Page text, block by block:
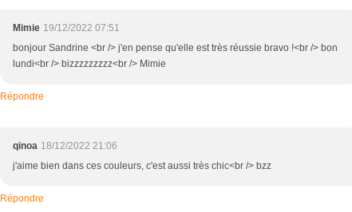
Mimie 19/12/2022 07:51
bonjour Sandrine <br /> j'en pense qu'elle est très réussie bravo !<br /> bon
lundi<br /> bizzzzzzzzz<br /> Mimie
Répondre
qinoa 18/12/2022 21:06
j'aime bien dans ces couleurs, c'est aussi très chic<br /> bzz
Répondre